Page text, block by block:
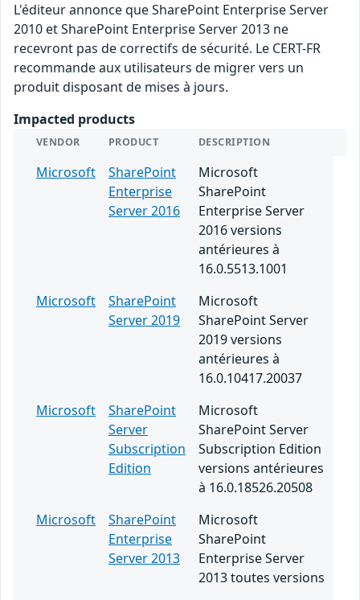
L'éditeur annonce que SharePoint Enterprise Server
2010 et SharePoint Enterprise Server 2013 ne
recevront pas de correctifs de sécurité. Le CERT-FR
recommande aux utilisateurs de migrer vers un
produit disposant de mises à jours.
Impacted products
VENDOR PRODUCT DESCRIPTION
Microsoft
SharePoint
Enterprise
Server 2016
Microsoft
SharePoint
Enterprise Server
2016 versions
antérieures à
16.0.5513.1001
Microsoft
SharePoint
Server 2019
Microsoft
SharePoint Server
2019 versions
antérieures à
16.0.10417.20037
Microsoft
SharePoint
Server
Subscription
Edition
Microsoft
SharePoint Server
Subscription Edition
versions antérieures
à 16.0.18526.20508
Microsoft
SharePoint
Enterprise
Server 2013
Microsoft
SharePoint
Enterprise Server
2013 toutes versions